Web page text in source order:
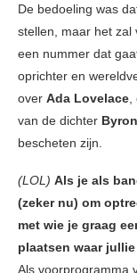
De bedoeling was
stellen, maar het zal
een nummer dat
oprichter en
over Ada Lovelace
van de dichter Byron
bescheten zijn.
(LOL) Als je als
(zeker nu) om
met wie je graag
plaatsen waar
Als voorprogramma